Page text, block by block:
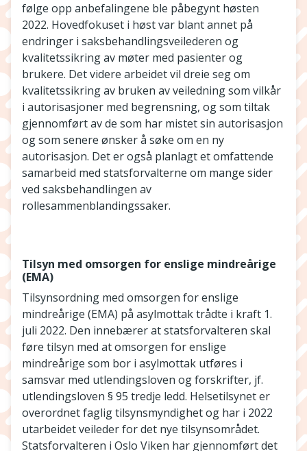
følge opp anbefalingene ble påbegynt høsten
2022. Hovedfokuset i høst var blant annet på
endringer i saksbehandlingsveilederen og
kvalitetssikring av møter med pasienter og
brukere. Det videre arbeidet vil dreie seg om
kvalitetssikring av bruken av veiledning som vilkår
i autorisasjoner med begrensning, og som tiltak
gjennomført av de som har mistet sin autorisasjon
og som senere ønsker å søke om en ny
autorisasjon. Det er også planlagt et omfattende
samarbeid med statsforvalterne om mange sider
ved saksbehandlingen av
rollesammenblandingssaker.
Tilsyn med omsorgen for enslige mindreårige
(EMA)
Tilsynsordning med omsorgen for enslige
mindreårige (EMA) på asylmottak trådte i kraft 1.
juli 2022. Den innebærer at statsforvalteren skal
føre tilsyn med at omsorgen for enslige
mindreårige som bor i asylmottak utføres i
samsvar med utlendingsloven og forskrifter, jf.
utlendingsloven § 95 tredje ledd. Helsetilsynet er
overordnet faglig tilsynsmyndighet og har i 2022
utarbeidet veileder for det nye tilsynsområdet.
Statsforvalteren i Oslo Viken har gjennomført det